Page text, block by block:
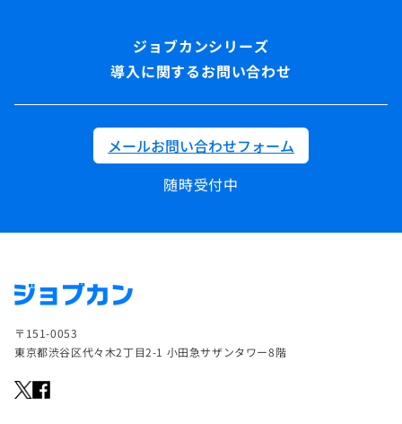
導入に関するお問い合わせ
メールお問い合わせフォーム
随時受付中
〒151-0053
東京都渋谷区代々木2丁目2-1 小田急サザンタワー8階